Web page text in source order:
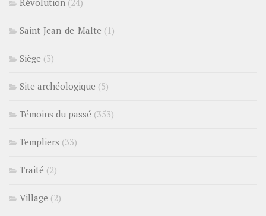
Révolution (24)
Saint-Jean-de-Malte (1)
Siège (3)
Site archéologique (5)
Témoins du passé (353)
Templiers (33)
Traité (2)
Village (2)